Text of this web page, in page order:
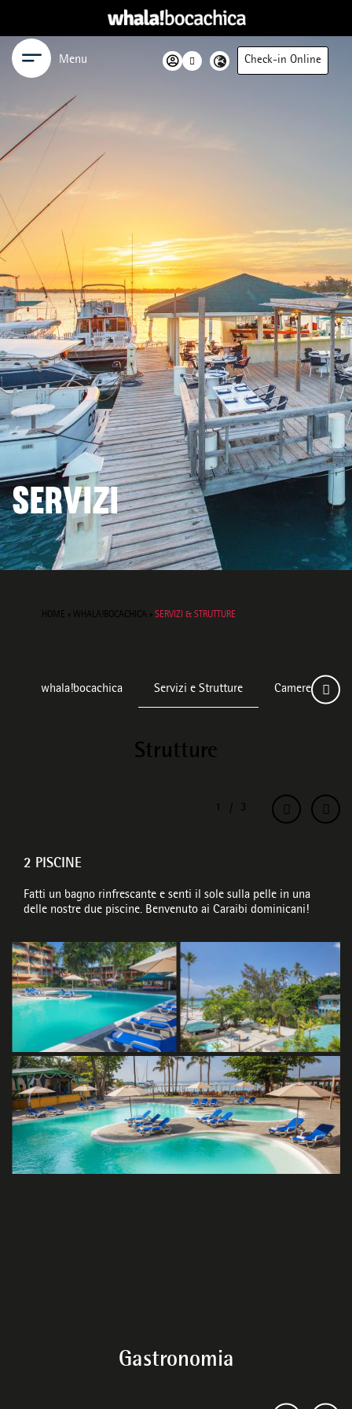
Menu Check-in Online
SERVIZI
HOME » WHALA!BOCACHICA » SERVIZI & STRUTTURE
whala!bocachica Servizi e Strutture Camere
Strutture
2 PISCINE
Fatti un bagno rinfrescante e senti il sole sulla pelle in una
delle nostre due piscine. Benvenuto ai Caraibi dominicani!
Gastronomia